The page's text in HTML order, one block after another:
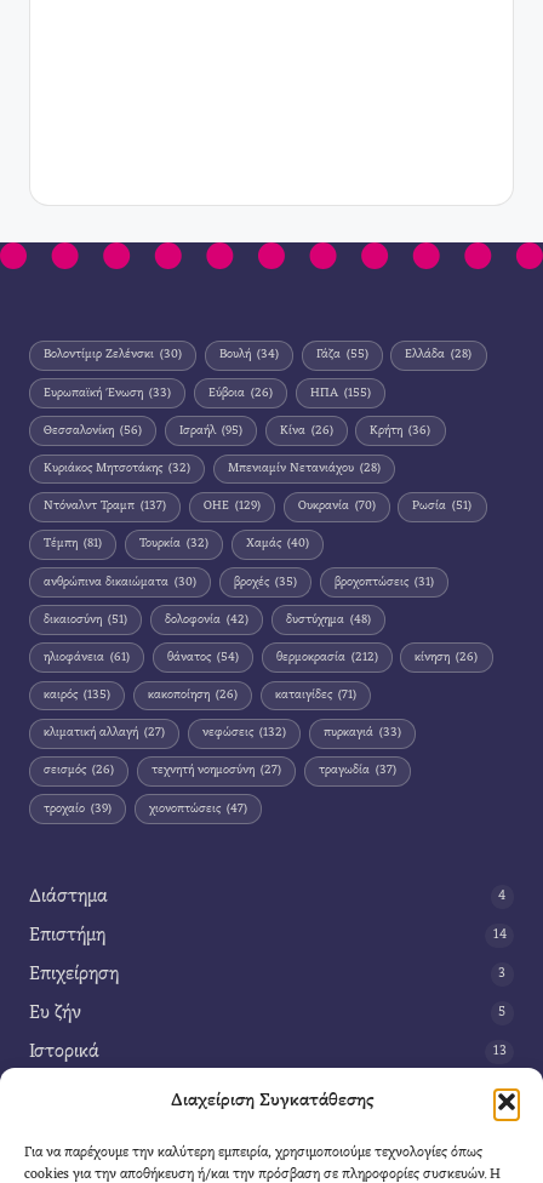
Διαχείριση Συγκατάθεσης
Για να παρέχουμε την καλύτερη εμπειρία, χρησιμοποιούμε τεχνολογίες όπως
cookies για την αποθήκευση ή/και την πρόσβαση σε πληροφορίες συσκευών. Η
Βολοντίμιρ Ζελένσκι (30) Βουλή (34) Γάζα (55) Ελλάδα (28)
Ευρωπαϊκή Ένωση (33) Εύβοια (26) ΗΠΑ (155)
Θεσσαλονίκη (56) Ισραήλ (95) Κίνα (26) Κρήτη (36)
Κυριάκος Μητσοτάκης (32) Μπενιαμίν Νετανιάχου (28)
Ντόναλντ Τραμπ (137) ΟΗΕ (129) Ουκρανία (70) Ρωσία (51)
Τέμπη (81) Τουρκία (32) Χαμάς (40)
ανθρώπινα δικαιώματα (30) βροχές (35) βροχοπτώσεις (31)
δικαιοσύνη (51) δολοφονία (42) δυστύχημα (48)
ηλιοφάνεια (61) θάνατος (54) θερμοκρασία (212) κίνηση (26)
καιρός (135) κακοποίηση (26) καταιγίδες (71)
κλιματική αλλαγή (27) νεφώσεις (132) πυρκαγιά (33)
σεισμός (26) τεχνητή νοημοσύνη (27) τραγωδία (37)
τροχαίο (39) χιονοπτώσεις (47)
Διάστημα 4
Επιστήμη 14
Επιχείρηση 3
Ευ ζήν 5
Ιστορικά 13
42
Τέχνη 3